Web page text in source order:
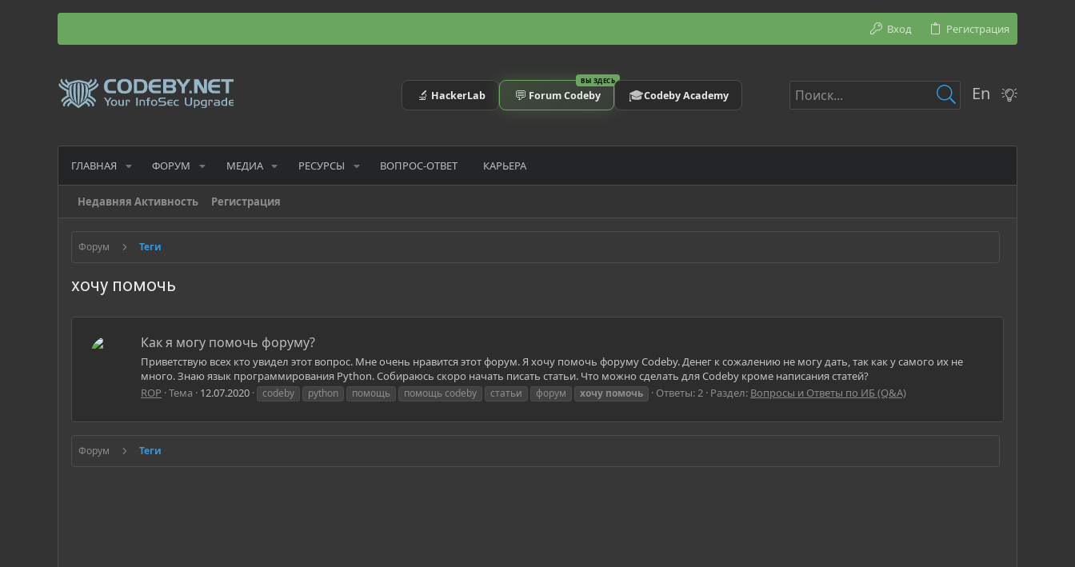
Вход Регистрация
🔬 HackerLab
ВЫ ЗДЕСЬ
💬 Forum Codeby 🎓Codeby Academy En
ГЛАВНАЯ ФОРУМ МЕДИА РЕСУРСЫ ВОПРОС-ОТВЕТ КАРЬЕРА
Недавняя Активность Регистрация
Форум Теги
хочу помочь
Как я могу помочь форуму?
Приветствую всех кто увидел этот вопрос. Мне очень нравится этот форум. Я хочу помочь форуму Codeby. Денег к сожалению не могу дать, так как у самого их не
много. Знаю язык программирования Python. Собираюсь скоро начать писать статьи. Что можно сделать для Codeby кроме написания статей?
ROP Тема 12.07.2020 codeby python помощь помощь codeby статьи форум хочу помочь Ответы: 2 Раздел: Вопросы и Ответы по ИБ (Q&A)
Форум Теги